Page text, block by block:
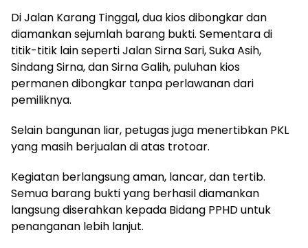
Di Jalan Karang Tinggal, dua kios dibongkar dan
diamankan sejumlah barang bukti. Sementara di
titik-titik lain seperti Jalan Sirna Sari, Suka Asih,
Sindang Sirna, dan Sirna Galih, puluhan kios
permanen dibongkar tanpa perlawanan dari
pemiliknya.
Selain bangunan liar, petugas juga menertibkan PKL
yang masih berjualan di atas trotoar.
Kegiatan berlangsung aman, lancar, dan tertib.
Semua barang bukti yang berhasil diamankan
langsung diserahkan kepada Bidang PPHD untuk
penanganan lebih lanjut.